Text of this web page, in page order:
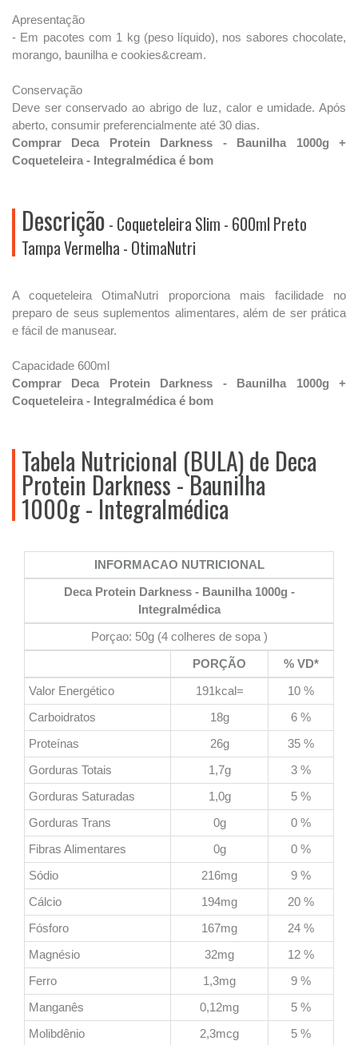
Apresentação
- Em pacotes com 1 kg (peso líquido), nos sabores chocolate,
morango, baunilha e cookies&cream.
Conservação
Deve ser conservado ao abrigo de luz, calor e umidade. Após
aberto, consumir preferencialmente até 30 dias.
Comprar Deca Protein Darkness - Baunilha 1000g +
Coqueteleira - Integralmédica é bom
Descrição - Coqueteleira Slim - 600ml Preto
Tampa Vermelha - OtimaNutri
A coqueteleira OtimaNutri proporciona mais facilidade no
preparo de seus suplementos alimentares, além de ser prática
e fácil de manusear.
Capacidade 600ml
Comprar Deca Protein Darkness - Baunilha 1000g +
Coqueteleira - Integralmédica é bom
Tabela Nutricional (BULA) de Deca
Protein Darkness - Baunilha
1000g - Integralmédica
INFORMACAO NUTRICIONAL
Deca Protein Darkness - Baunilha 1000g -
Integralmédica
Porçao: 50g (4 colheres de sopa )
PORÇÃO
% VD*
Valor Energético
191kcal=
10 %
Carboidratos
18g
6 %
Proteínas
26g
35 %
Gorduras Totais
1,7g
3 %
Gorduras Saturadas
1,0g
5 %
Gorduras Trans
0g
0 %
Fibras Alimentares
0g
0 %
Sódio
216mg
9 %
Cálcio
194mg
20 %
Fósforo
167mg
24 %
Magnésio
32mg
12 %
Ferro
1,3mg
9 %
Manganês
0,12mg
5 %
Molibdênio
2,3mcg
5 %